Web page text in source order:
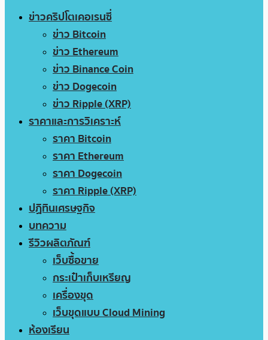
ข่าวคริปโตเคอเรนซี่
ข่าว Bitcoin
ข่าว Ethereum
ข่าว Binance Coin
ข่าว Dogecoin
ข่าว Ripple (XRP)
ราคาและการวิเคราะห์
ราคา Bitcoin
ราคา Ethereum
ราคา Dogecoin
ราคา Ripple (XRP)
ปฏิทินเศรษฐกิจ
บทความ
รีวิวผลิตภัณฑ์
เว็บซื้อขาย
กระเป๋าเก็บเหรียญ
เครื่องขุด
เว็บขุดแบบ Cloud Mining
ห้องเรียน